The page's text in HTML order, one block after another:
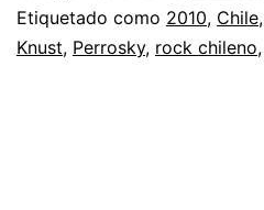
Etiquetado como 2010, Chile,
Knust, Perrosky, rock chileno,